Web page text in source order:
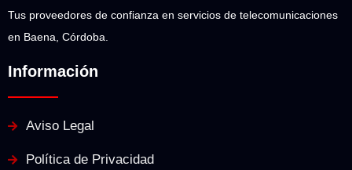
Tus proveedores de confianza en servicios de telecomunicaciones
en Baena, Córdoba.
Información
Aviso Legal
Política de Privacidad